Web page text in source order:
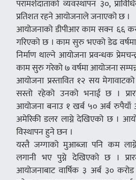
परामर्शदाताको व्यवस्थापन ३०,
प्रतिशत रहने आयोजनाले जनाएको छ ।
आयोजनाको डीपीआर काम सक्न ६६
गरिएको छ । काम सुरु भएको डेढ
निर्माण थाल्ने आयोजना प्रवन्धक
काम सुरु गरेको ७ वर्षमा आयोजना
आयोजना प्रस्तावित १२ सय
सस्तो रहेको उनको भनाई छ ।
आयोजना बनाउ १ खर्ब ५० अर्ब रुपैयाँ
अमेरिकी डलर लाग्ने देखिएको छ ।
विस्थापन हुने छन ।
यस्तै जग्गाको मुआब्जा पनि कम
लगानी भए पुग्ने देखिएको छ ।
आयोजनाबाट वार्षिक ३ अर्ब ३०